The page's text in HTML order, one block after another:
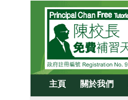
主頁 關於我們